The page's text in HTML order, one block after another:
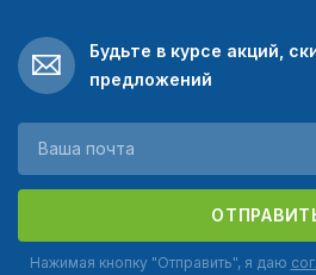
Будьте в курсе акций,
предложений
Нажимая кнопку "Отправить", я даю